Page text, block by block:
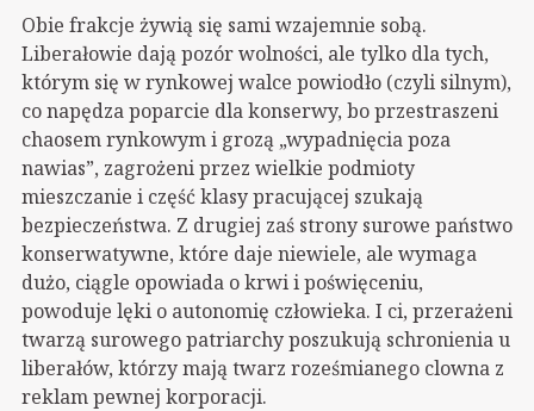
Obie frakcje żywią się sami wzajemnie sobą.
Liberałowie dają pozór wolności, ale tylko dla tych,
którym się w rynkowej walce powiodło (czyli silnym),
co napędza poparcie dla konserwy, bo przestraszeni
chaosem rynkowym i grozą „wypadnięcia poza
nawias”, zagrożeni przez wielkie podmioty
mieszczanie i część klasy pracującej szukają
bezpieczeństwa. Z drugiej zaś strony surowe państwo
konserwatywne, które daje niewiele, ale wymaga
dużo, ciągle opowiada o krwi i poświęceniu,
powoduje lęki o autonomię człowieka. I ci, przerażeni
twarzą surowego patriarchy poszukują schronienia u
liberałów, którzy mają twarz roześmianego clowna z
reklam pewnej korporacji.